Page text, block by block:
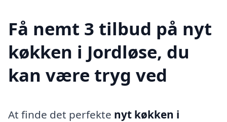
Få nemt 3 tilbud på nyt
køkken i Jordløse, du
kan være tryg ved
At finde det perfekte nyt køkken i